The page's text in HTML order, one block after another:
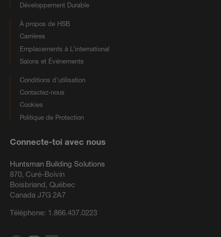
Développement Durable
À propos de HSB
Carrières
Emplacements à L’international
Salons et Événements
Conditions d'utilisation
Contactez-nous
Cookies
Politique de Protection
Connecte-toi avec nous
Huntsman Building Solutions
870, Curé-Boivin
Boisbriand, Québec
Canada J7G 2A7
Téléphone: 1.866.437.0223